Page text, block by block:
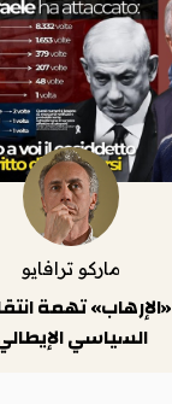
ماركو ترافايو
تهمة
السياسي